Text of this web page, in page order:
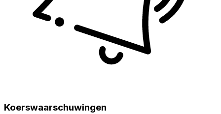
Koerswaarschuwingen